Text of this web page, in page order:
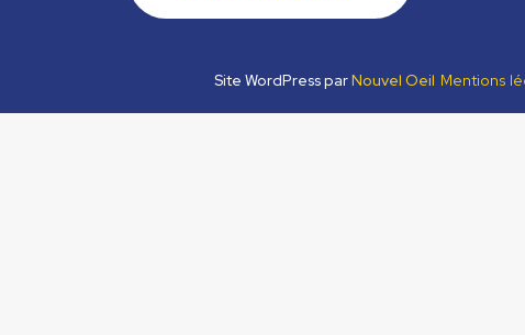
Site WordPress parNouvel Oeil Mentions